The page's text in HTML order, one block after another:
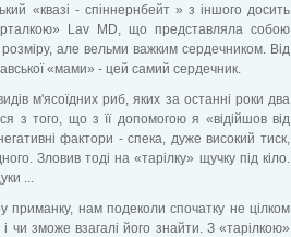
«квазі - спіннернбейт » з іншого досить
Lav MD, що представляла собою
але вельми важким сердечником. Від
«мами» - цей самий сердечник.
м'ясоїдних риб, яких за останні роки два
з того, що з її допомогою я «відійшов від
фактори - спека, дуже високий тиск,
Зловив тоді на «тарілку» щучку під кіло.
...
нам подеколи спочатку не цілком
чи зможе взагалі його знайти. З «тарілкою»